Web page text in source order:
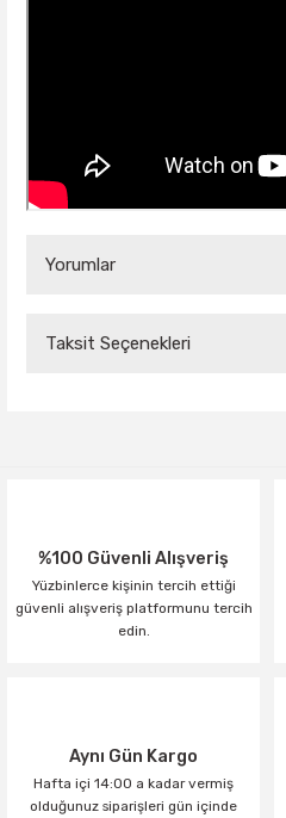
Yorumlar
Taksit Seçenekleri
%100 Güvenli Alışveriş
Yüzbinlerce kişinin tercih ettiği
güvenli alışveriş platformunu tercih
edin.
Aynı Gün Kargo
Hafta içi 14:00 a kadar vermiş
olduğunuz siparişleri gün içinde